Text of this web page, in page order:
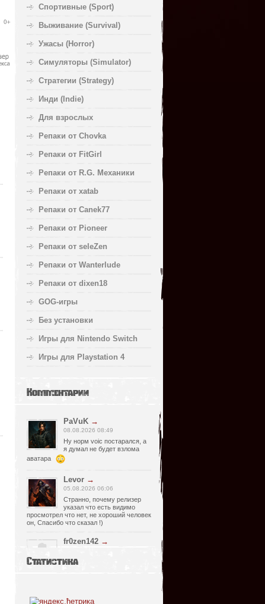
Спортивные (Sport)
Выживание (Survival)
Ужасы (Horror)
Симуляторы (Simulator)
Стратегии (Strategy)
Инди (Indie)
Для взрослых
Репаки от Chovka
Репаки от FitGirl
Репаки от R.G. Механики
Репаки от xatab
Репаки от Canek77
Репаки от Pioneer
Репаки от seleZen
Репаки от Wanterlude
Репаки от dixen18
GOG-игры
Без установки
Игры для Nintendo Switch
Игры для Playstation 4
Комментарии
PaVuK →
08.08.2026 08:49
Ну норм voic постарался, а
я думал не будет взлома
аватара
Levor →
05.08.2026 06:06
Странно, почему релизер
указал что есть видимо
просмотрел что нет, не хороший человек
он, Спасибо что сказал !)
fr0zen142 →
нет Русской озвучки, зря
Статистика